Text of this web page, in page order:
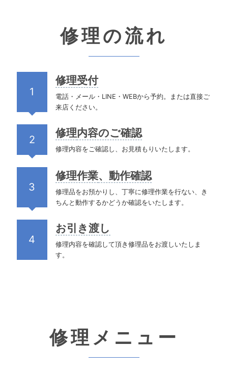
修理の流れ
1
修理受付
電話・メール・LINE・WEBから予約。または直接ご
来店ください。
2
修理内容のご確認
修理内容をご確認し、お見積もりいたします。
3
修理作業、動作確認
修理品をお預かりし、丁寧に修理作業を行ない、き
ちんと動作するかどうか確認をいたします。
4
お引き渡し
修理内容を確認して頂き修理品をお渡しいたしま
す。
修理 メニュー